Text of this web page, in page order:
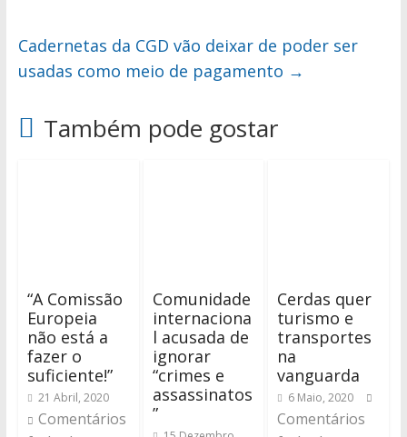
Cadernetas da CGD vão deixar de poder ser
usadas como meio de pagamento →
Também pode gostar
“A Comissão
Europeia
não está a
fazer o
suficiente!”
21 Abril, 2020
Comentários
Comunidade
internaciona
l acusada de
ignorar
“crimes e
assassinatos
”
Cerdas quer
turismo e
transportes
na
vanguarda
6 Maio, 2020
Comentários